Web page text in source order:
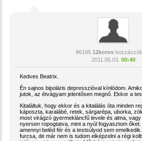
#6195 12koros
2011.05.03. 00:40
Kedves Beatrix.
Én sajnos bipoláris depresszióval kínlódom.
jutok, az étvágyam jelentősen megnő. Ekkor a
Kitaláltuk, hogy ekkor és a kitalálás óta minden
káposzta, karalábé, retek, sárgarépa, uborka,
most virágzó gyermekláncfű levele és alma,
nyersen ropogtatva, mint a nyúl fogyasztom
amennyi beléd fér és a testsúlyod sem
furcsa, de már nem is tudom elképzelni a régi